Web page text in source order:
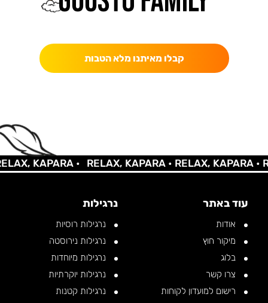
קבלו מאיתנו מלא הטבות
KAPARA • RELAX, KAPARA •RELAX, KAPARA •
עוד באתר
אודות
מיקור חוץ
בלוג
צרו קשר
רישום למועדון לקוחות
נרגילות
נרגילות רוסיות
נרגילות נירוסטה
נרגילות מיוחדות
נרגילות יוקרתיות
נרגילות קטנות